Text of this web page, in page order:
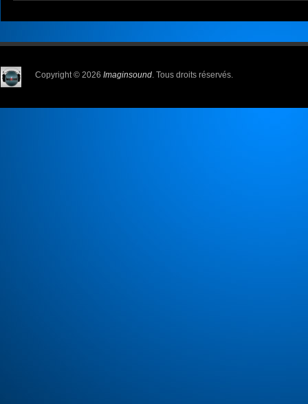
9. tapataCopyright © 2026 Imaginsound. Tous droits réservés.